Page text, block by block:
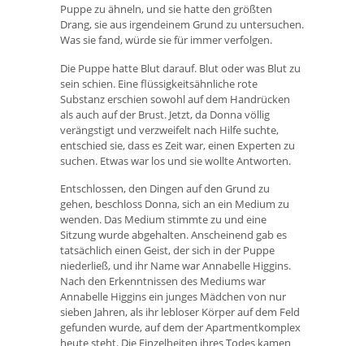
Puppe zu ähneln, und sie hatte den größten
Drang, sie aus irgendeinem Grund zu untersuchen.
Was sie fand, würde sie für immer verfolgen.
Die Puppe hatte Blut darauf. Blut oder was Blut zu
sein schien. Eine flüssigkeitsähnliche rote
Substanz erschien sowohl auf dem Handrücken
als auch auf der Brust. Jetzt, da Donna völlig
verängstigt und verzweifelt nach Hilfe suchte,
entschied sie, dass es Zeit war, einen Experten zu
suchen. Etwas war los und sie wollte Antworten.
Entschlossen, den Dingen auf den Grund zu
gehen, beschloss Donna, sich an ein Medium zu
wenden. Das Medium stimmte zu und eine
Sitzung wurde abgehalten. Anscheinend gab es
tatsächlich einen Geist, der sich in der Puppe
niederließ, und ihr Name war Annabelle Higgins.
Nach den Erkenntnissen des Mediums war
Annabelle Higgins ein junges Mädchen von nur
sieben Jahren, als ihr lebloser Körper auf dem Feld
gefunden wurde, auf dem der Apartmentkomplex